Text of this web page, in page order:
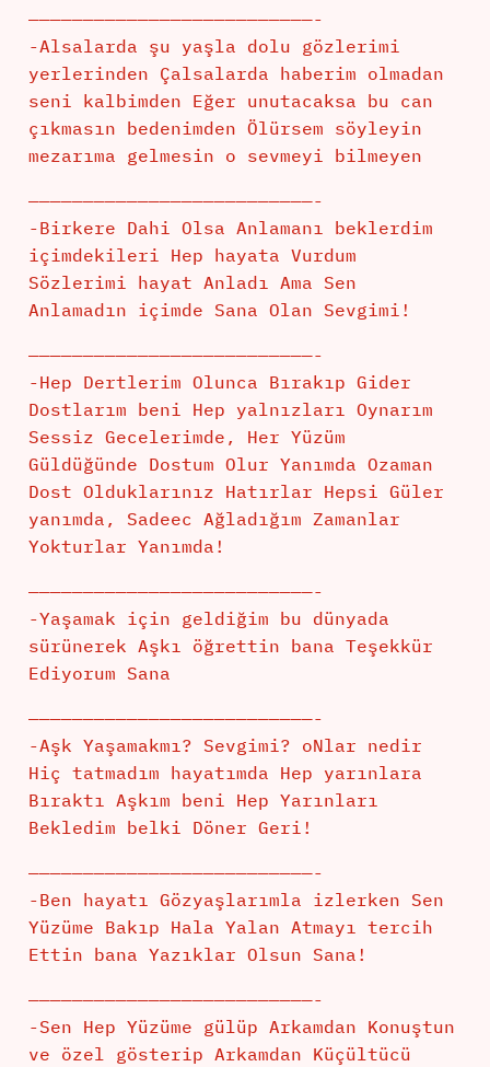
——————————————————————————-
-Alsalarda şu yaşla dolu gözlerimi
yerlerinden Çalsalarda haberim olmadan
seni kalbimden Eğer unutacaksa bu can
çıkmasın bedenimden Ölürsem söyleyin
mezarıma gelmesin o sevmeyi bilmeyen
——————————————————————————-
-Birkere Dahi Olsa Anlamanı beklerdim
içimdekileri Hep hayata Vurdum
Sözlerimi hayat Anladı Ama Sen
Anlamadın içimde Sana Olan Sevgimi!
——————————————————————————-
-Hep Dertlerim Olunca Bırakıp Gider
Dostlarım beni Hep yalnızları Oynarım
Sessiz Gecelerimde, Her Yüzüm
Güldüğünde Dostum Olur Yanımda Ozaman
Dost Olduklarınız Hatırlar Hepsi Güler
yanımda, Sadeec Ağladığım Zamanlar
Yokturlar Yanımda!
——————————————————————————-
-Yaşamak için geldiğim bu dünyada
sürünerek Aşkı öğrettin bana Teşekkür
Ediyorum Sana
——————————————————————————-
-Aşk Yaşamakmı? Sevgimi? oNlar nedir
Hiç tatmadım hayatımda Hep yarınlara
Bıraktı Aşkım beni Hep Yarınları
Bekledim belki Döner Geri!
——————————————————————————-
-Ben hayatı Gözyaşlarımla izlerken Sen
Yüzüme Bakıp Hala Yalan Atmayı tercih
Ettin bana Yazıklar Olsun Sana!
——————————————————————————-
-Sen Hep Yüzüme gülüp Arkamdan Konuştun
ve özel gösterip Arkamdan Küçültücü